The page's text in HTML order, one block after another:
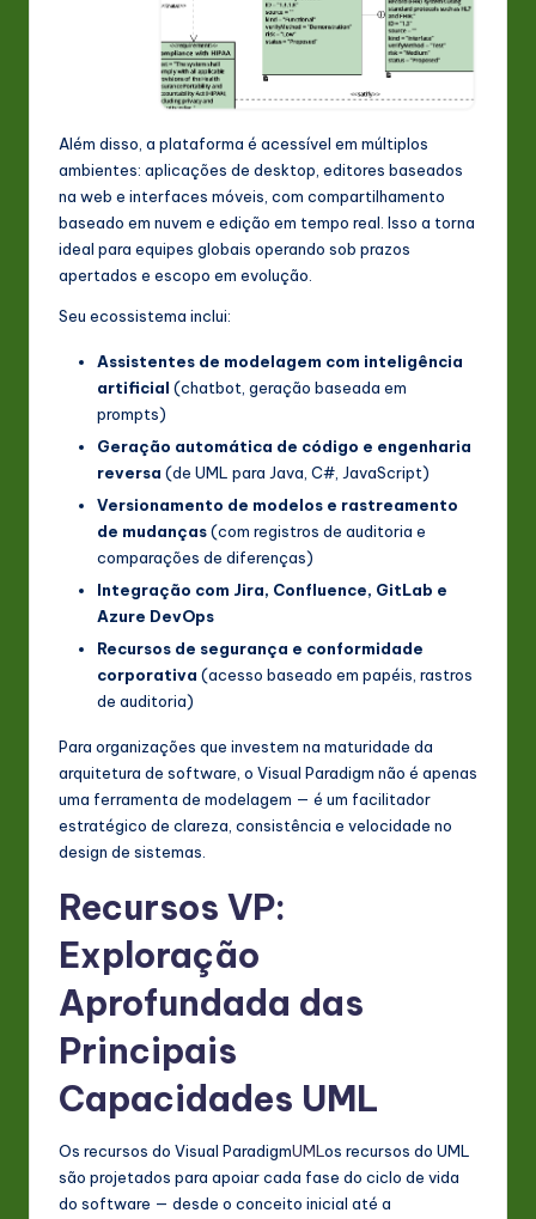
Além disso, a plataforma é acessível em múltiplos
ambientes: aplicações de desktop, editores baseados
na web e interfaces móveis, com compartilhamento
baseado em nuvem e edição em tempo real. Isso a torna
ideal para equipes globais operando sob prazos
apertados e escopo em evolução.
Seu ecossistema inclui:
Assistentes de modelagem com inteligência
artificial (chatbot, geração baseada em
prompts)
Geração automática de código e engenharia
reversa (de UML para Java, C#, JavaScript)
Versionamento de modelos e rastreamento
de mudanças(com registros de auditoria e
comparações de diferenças)
Integração com Jira, Confluence, GitLab e
Azure DevOps
Recursos de segurança e conformidade
corporativa (acesso baseado em papéis, rastros
de auditoria)
Para organizações que investem na maturidade da
arquitetura de software, o Visual Paradigm não é apenas
uma ferramenta de modelagem — é um facilitador
estratégico de clareza, consistência e velocidade no
design de sistemas.
Recursos VP:
Exploração
Aprofundada das
Principais
Capacidades UML
Os recursos do Visual ParadigmUML os recursos do UML
são projetados para apoiar cada fase do ciclo de vida
do software — desde o conceito inicial até a